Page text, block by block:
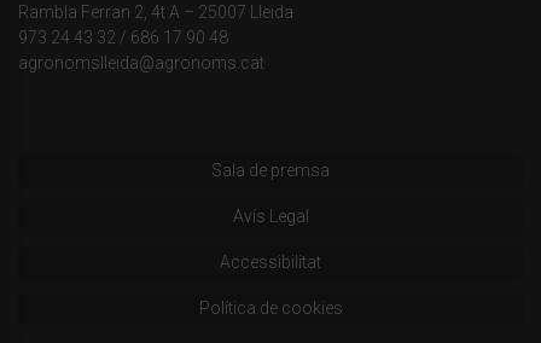
Rambla Ferran 2, 4t A – 25007 Lleida
973 24 43 32 / 686 17 90 48
agronomslleida@agronoms.cat
Sala de premsa
Avís Legal
Accessibilitat
Política de cookies